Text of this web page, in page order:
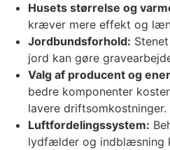
Husets størrelse og
kræver mere effekt og
Jordbundsforhold:
jord kan gøre
Valg af producent og
bedre komponenter
lavere driftsomkostninger.
Luftfordelingssystem:
lydfælder og indblæsning